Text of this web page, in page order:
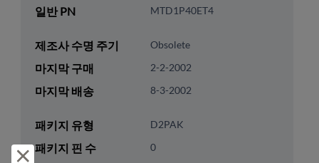
일반 PN MTD1P40ET4
제조사 수명 주기 Obsolete
마지막 구매 2-2-2002
마지막 배송 8-3-2002
패키지 유형 D2PAK
패키지 핀 수 0
거부 및 닫기